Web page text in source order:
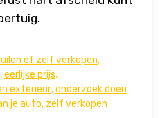
of zelf verkopen,
,eerlijke prijs,
exterieur,onderzoek doen
je auto, zelf verkopen